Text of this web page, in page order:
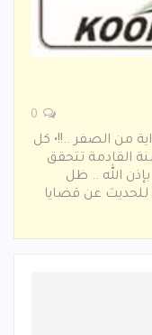
من الصفر ..!!• كل
القادمة تتحقق
الله .. ظل
للحديث عن قضايا